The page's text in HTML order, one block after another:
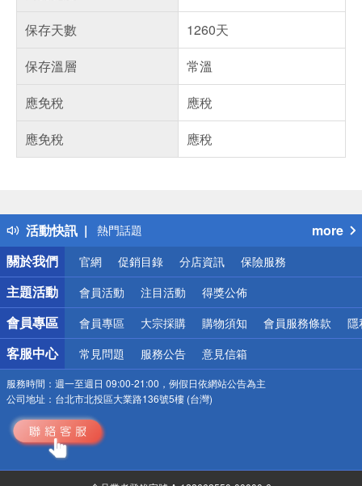
保存天數
1260天
保存溫層
常溫
應免稅
應稅
應免稅
應稅
活動快訊
得獎公告
熱門話題
銀行優惠
偏遠地區配送
詐騙網頁！請小心！
more
關於我們
官網 促銷目錄 分店資訊 保險服務
主題活動 會員活動 注目活動 得獎公佈
會員專區 會員專區 大宗採購 購物須知 會員服務條款 隱
客服中心 常見問題 服務公告 意見信箱
服務時間： 週一至週日 09:00-21:00，例假日依網站公告為主
公司地址： 台北市北投區大業路136號5樓 (台灣)